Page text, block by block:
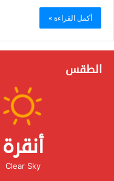
أكمل القراءة »
الطقس
أنقرة
Clear Sky